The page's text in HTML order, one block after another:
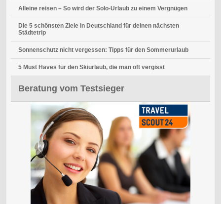
Alleine reisen – So wird der Solo-Urlaub zu einem Vergnügen
Die 5 schönsten Ziele in Deutschland für deinen nächsten
Städtetrip
Sonnenschutz nicht vergessen: Tipps für den Sommerurlaub
5 Must Haves für den Skiurlaub, die man oft vergisst
Beratung vom Testsieger